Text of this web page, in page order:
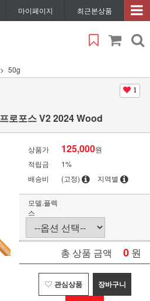
마이페이지 최근본상품
50g
1
로포스 V2 2024 Wood
상품가 125,000원
적립금
1%
배송비
(고정) 지역별
모델.플렉
스
총 상품 금액 0 원
관심상품 장바구니